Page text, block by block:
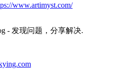
www.artimyst.com/
- 发现问题，分享解决.